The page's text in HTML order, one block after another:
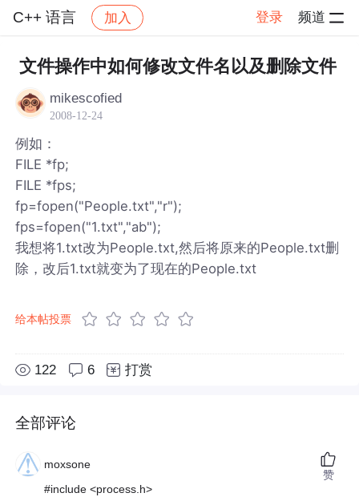
C++ 语言 加入 登录 频道
社区 C++ 语言 帖子详情
文件操作中如何修改文件名以及删除文件
mikescofied
2008-12-24
例如：
FILE *fp;
FILE *fps;
fp=fopen("People.txt","r");
fps=fopen("1.txt","ab");
我想将1.txt改为People.txt,然后将原来的People.txt删
除，改后1.txt就变为了现在的People.txt
给本帖投票
122 6 打赏
全部评论
moxsone
#include <process.h>
赞